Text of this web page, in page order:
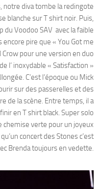
notre diva tombe la redingote
blanche sur T shirt noir. Puis,
du Voodoo SAV avec la faible
encore pire que « You Got me
pour une version en duo
l’ inoxydable « Satisfaction »
C’est l’époque ou Mick
sur des passerelles et des
de la scène. Entre temps, il a
en T shirt black. Super solo
chemise verte pour un joyeux
concert des Stones c’est
Brenda toujours en vedette.